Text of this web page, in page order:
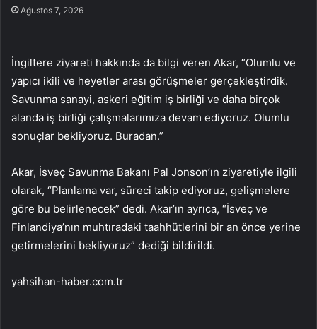
Ağustos 7, 2026
İngiltere ziyareti hakkında da bilgi veren Akar, “Olumlu ve
yapıcı ikili ve heyetler arası görüşmeler gerçekleştirdik.
Savunma sanayi, askeri eğitim iş birliği ve daha birçok
alanda iş birliği çalışmalarımıza devam ediyoruz. Olumlu
sonuçlar bekliyoruz. Buradan.”
Akar, İsveç Savunma Bakanı Pal Jonson’ın ziyaretiyle ilgili
olarak, “Planlama var, süreci takip ediyoruz, gelişmelere
göre bu belirlenecek” dedi. Akar’ın ayrıca, “İsveç ve
Finlandiya’nın muhtıradaki taahhütlerini bir an önce yerine
getirmelerini bekliyoruz” dediği bildirildi.
yahsihan-haber.com.tr